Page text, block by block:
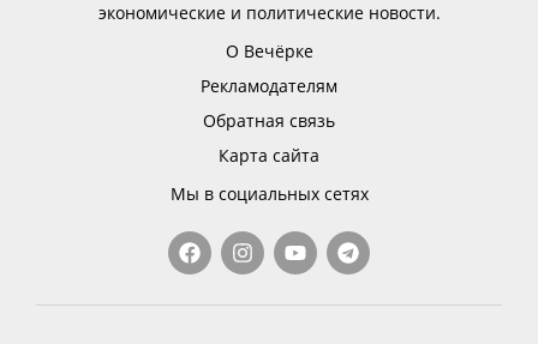
экономические и политические новости.
О Вечёрке
Рекламодателям
Обратная связь
Карта сайта
Мы в социальных сетях